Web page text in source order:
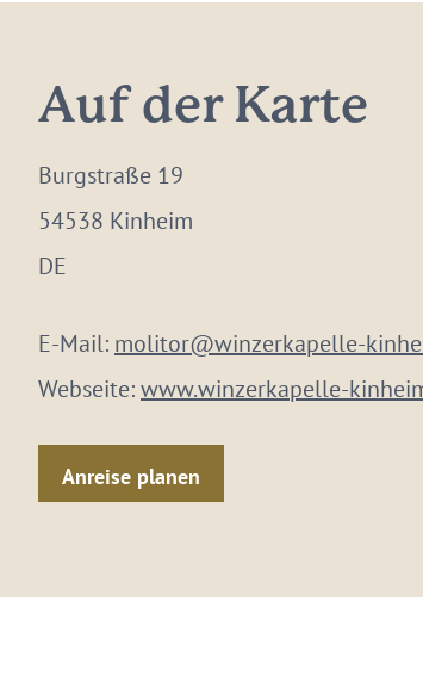
Auf der Karte
Burgstraße 19
54538 Kinheim
DE
E-Mail: molitor@winzerkapelle-
Webseite:www.winzerkapelle-
Anreise planen